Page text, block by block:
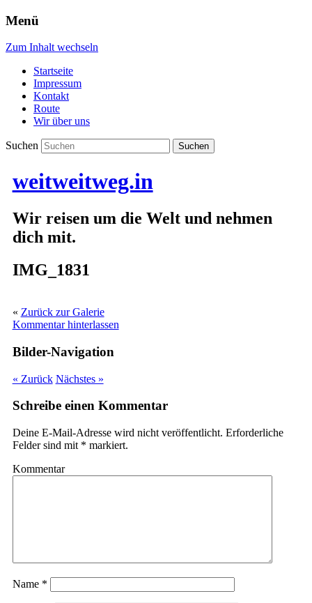
Menü
Zum Inhalt wechseln
Startseite
Impressum
Kontakt
Route
Wir über uns
Suchen
weitweitweg.in
Wir reisen um die Welt und nehmen
dich mit.
IMG_1831
« Zurück zur Galerie
Kommentar hinterlassen
Bilder-Navigation
« Zurück Nächstes »
Schreibe einen Kommentar
Deine E-Mail-Adresse wird nicht veröffentlicht. Erforderliche
Felder sind mit * markiert.
Kommentar
Name *